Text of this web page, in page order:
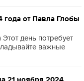
года от Павла Глобы
день потребует
важные